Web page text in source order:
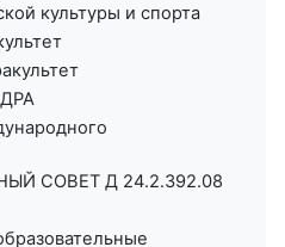
культуры и спорта
СОВЕТ Д 24.2.392.08